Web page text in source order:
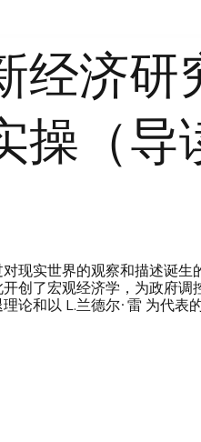
经济
操（导
现实世界的观察和描述诞
创了宏观经济学，为政府
论和以 L.兰德尔·雷 为代